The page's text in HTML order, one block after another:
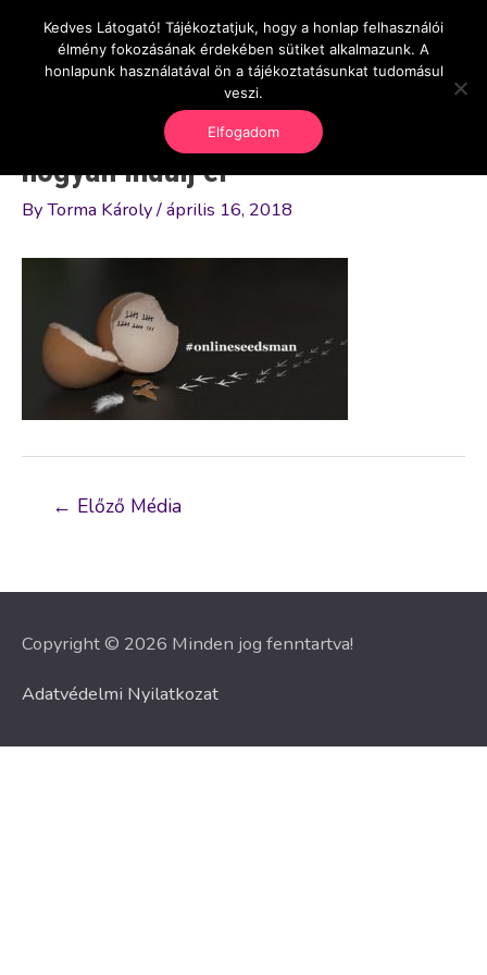
content
OnlineSeedsMan
Üzlet és szabadság
Main
hogyan indulj el
ByTorma Károly/április 16, 2018
Bejegyzés
← Előző Média
Copyright © 2026 Minden jog fenntartva!
Adatvédelmi Nyilatkozat
Kedves Látogató! Tájékoztatjuk, hogy a honlap felhasználói
élmény fokozásának érdekében sütiket alkalmazunk. A
honlapunk használatával ön a tájékoztatásunkat tudomásul
veszi.
Elfogadom